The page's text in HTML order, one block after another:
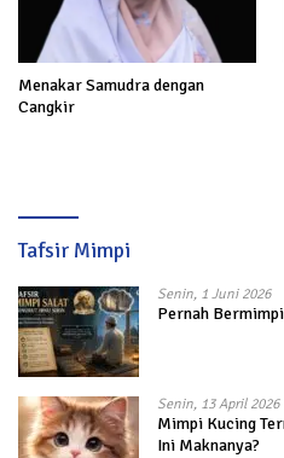
Menakar Samudra dengan
Cangkir
Tafsir Mimpi
Senin, 1 Juni 2026
Pernah
Senin, 13 April 2026
Mimpi Kucing
Ini Maknanya?